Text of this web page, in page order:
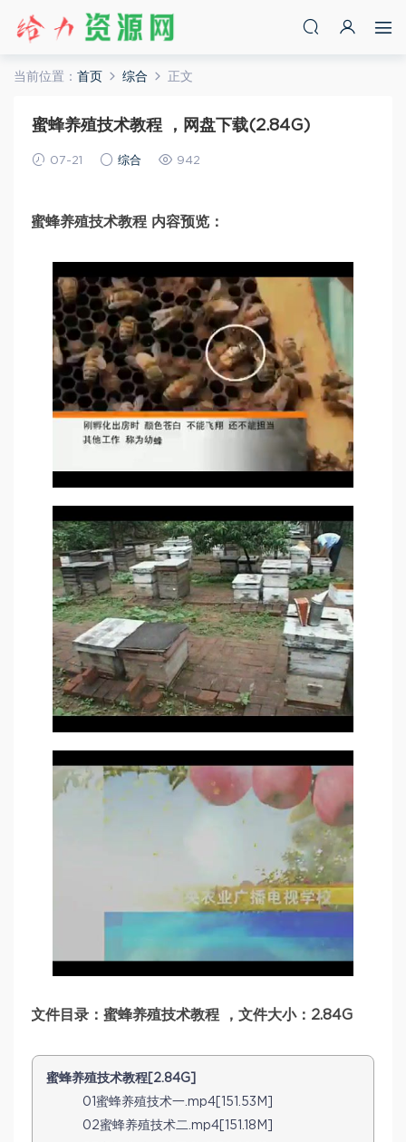
当前位置： 首页 综合 正文
蜜蜂养殖技术教程 ，网盘下载(2.84G)
07-21 综合 942
蜜蜂养殖技术教程 内容预览：
文件目录：蜜蜂养殖技术教程 ，文件大小：2.84G
蜜蜂养殖技术教程[2.84G]
01蜜蜂养殖技术一.mp4[151.53M]
02蜜蜂养殖技术二.mp4[151.18M]